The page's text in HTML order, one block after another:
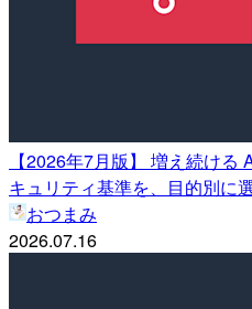
【2026年7月版】 増え続け
キュリティ基準を、目的別に
おつまみ
2026.07.16